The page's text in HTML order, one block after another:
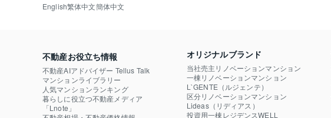
English繁体中文簡体中文
不動産お役立ち情報
不動産AIアドバイザー Tellus Talk
マンションライブラリー
人気マンションランキング
暮らしに役立つ不動産メディア
「Lnote」
オリジナルブランド
当社売主リノベーションマンション
一棟リノベーションマンション
L`GENTE（ルジェンテ）
区分リノベーションマンション
Lideas（リディアス）
投資用一棟レジデンスWELL